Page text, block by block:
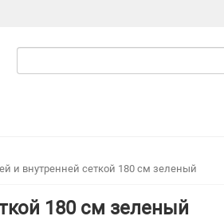
и внутренней сеткой 180 см зеленый
180 см зеленый